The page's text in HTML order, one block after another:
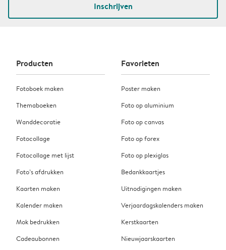
Inschrijven
Producten
Fotoboek maken
Themaboeken
Wanddecoratie
Fotocollage
Fotocollage met lijst
Foto’s afdrukken
Kaarten maken
Kalender maken
Mok bedrukken
Cadeaubonnen
Favorieten
Poster maken
Foto op aluminium
Foto op canvas
Foto op forex
Foto op plexiglas
Bedankkaartjes
Uitnodigingen maken
Verjaardagskalenders maken
Kerstkaarten
Nieuwjaarskaarten